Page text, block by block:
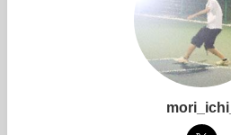
mori_ichi_